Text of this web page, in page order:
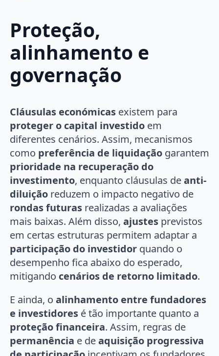
Proteção,
alinhamento e
governação
Cláusulas económicas existem para
proteger o capital investido em
diferentes cenários. Assim, mecanismos
como preferência de liquidação garantem
prioridade na recuperação do
investimento, enquanto cláusulas deanti-
diluição reduzem o impacto negativo de
rondas futuras realizadas a avaliações
mais baixas. Além disso, ajustes previstos
em certas estruturas permitem adaptar a
participação do investidor quando o
desempenho fica abaixo do esperado,
mitigando cenários de retorno limitado.
E ainda, o alinhamento entre fundadores
e investidores é tão importante quanto a
proteção financeira. Assim, regras de
permanência e deaquisição progressiva